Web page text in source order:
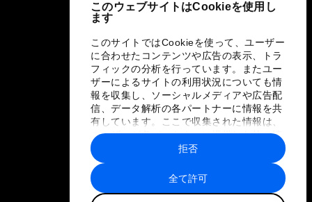
このウェブサイトはCookieを使用し
ます
このサイトではCookieを使って、ユーザー
に合わせたコンテンツや広告の表示、トラ
フィックの分析を行っています。またユー
ザーによるサイトの利用状況についても情
報を収集し、ソーシャルメディアや広告配
信、データ解析の各パートナーに情報を共
有しています。ここで収集された情報は、
ユーザーが各パートナーに提供した他の情
報や各パートナーのサービスを使用した際
に収集された情報と組み合わされ、各パー
トナーによって使用されることがありま
す。
全て許可
拒否